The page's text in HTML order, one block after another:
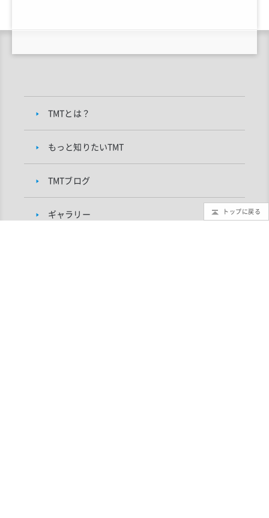
TMTとは？
もっと知りたいTMT
TMTブログ
ギャラリー トップに戻る